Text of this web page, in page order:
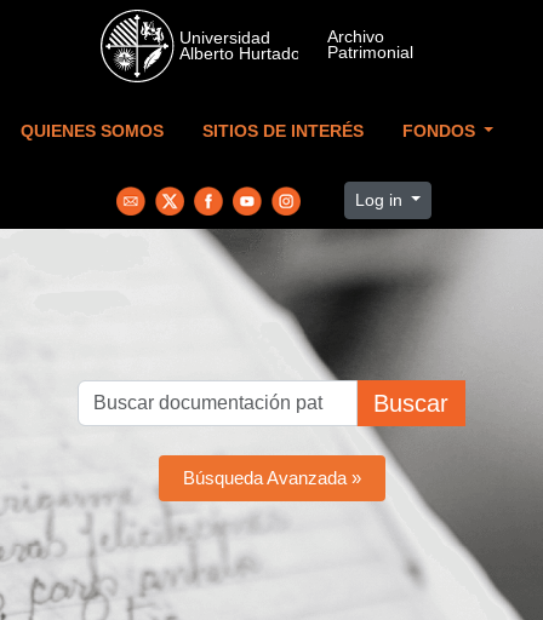
Skip to main content
QUIENES SOMOS SITIOS DE INTERÉS FONDOS
Log in
Buscar
Búsqueda Avanzada »